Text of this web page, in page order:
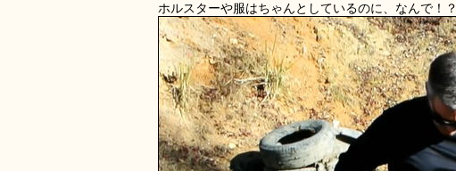
ホルスターや服はちゃんとしているのに、なんで！？